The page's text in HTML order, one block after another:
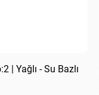
| Yağlı - Su Bazlı